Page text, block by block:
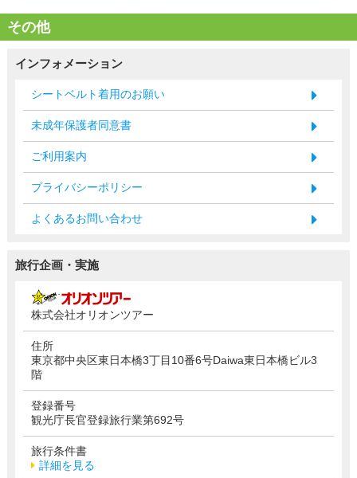
その他
インフォメーション
シートベルト着用のお願い
未成年保護者同意書
ご利用案内
プライバシーポリシー
よくあるお問い合わせ
旅行企画・実施
株式会社オリオンツアー
住所
東京都中央区東日本橋3丁目10番6号Daiwa東日本橋ビル3
階
登録番号
観光庁長官登録旅行業第692号
旅行条件書
詳細を見る